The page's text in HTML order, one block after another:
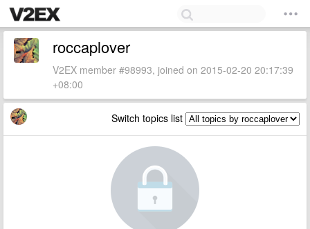
roccaplover
V2EX member #98993, joined on 2015-02-20 20:17:39
+08:00
Switch topics list